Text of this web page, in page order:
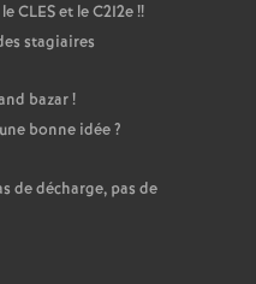
CLESet le C2I2e!!
stagiaires
bazar!
bonne idée?
de décharge, pas de